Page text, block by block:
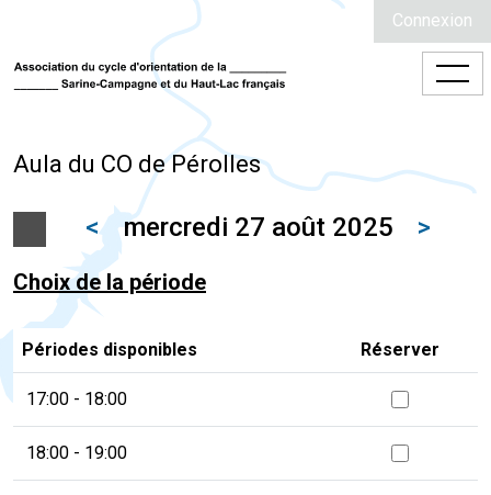
Connexion
Aula du CO de Pérolles
< mercredi 27 août 2025 >
Choix de la période
Périodes disponibles Réserver
17:00 - 18:00
18:00 - 19:00